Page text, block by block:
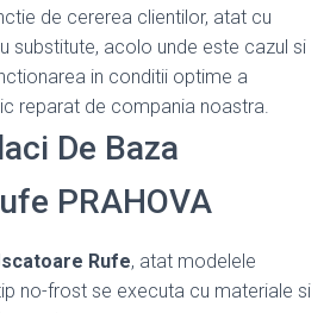
de cererea clientilor, atat cu
substitute, acolo unde este cazul si
in conditii optime a
reparat de compania noastra.
De Baza
PRAHOVA
Rufe, atat modelele
no-frost se executa cu materiale si